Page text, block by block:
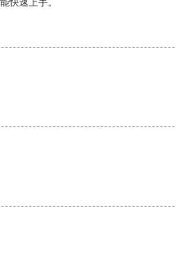
快速上手。